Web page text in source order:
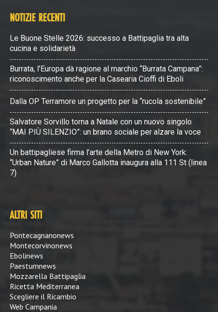
NOTIZIE RECENTI
Le Buone Stelle 2026: successo a Battipaglia tra alta
cucina e solidarietà
Burrata, l’Europa dà ragione al marchio “Burrata Campana”:
riconoscimento anche per la Casearia Cioffi di Eboli
Dalla OP Terramore un progetto per la “rucola sostenibile”
Salvatore Sorvillo torna a Natale con un nuovo singolo
“MAI PIÙ SILENZIO”: un brano sociale per alzare la voce
Un battipagliese firma l’arte della Metro di New York:
“Urban Nature” di Marco Gallotta inaugura alla 111 St (linea
7)
ALTRI SITI
Pontecagnanonews
Montecorvinonews
Ebolinews
Paestumnews
Mozzarella Battipaglia
Ricetta Mediterranea
Scegliere il Ricambio
Web Campania